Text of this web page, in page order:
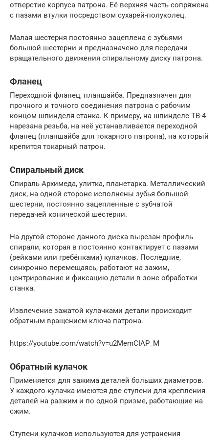
отверстие корпуса патрона. Её верхняя часть сопряжена
с пазами втулки посредством сухарей-полуколец.
Малая шестерня постоянно зацеплена с зубьями
большой шестерни и предназначено для передачи
вращательного движения спиральному диску патрона.
Фланец
Переходной фланец, планшайба. Предназначен для
прочного и точного соединения патрона с рабочим
концом шпинделя станка. К примеру, на шпинделе ТВ-4
нарезана резьба, на неё устанавливается переходной
фланец (планшайба для токарного патрона), на который
крепится токарный патрон.
Спиральный диск
Спираль Архимеда, улитка, планетарка. Металлический
диск, на одной стороне исполнены зубья большой
шестерни, постоянно зацепленные с зубчатой
передачей конической шестерни.
На другой стороне данного диска вырезан профиль
спирали, которая в постоянно контактирует с пазами
(рейками или гребёнками) кулачков. Последние,
синхронно перемещаясь, работают на зажим,
центрирование и фиксацию детали в зоне обработки
станка.
Извлечение зажатой кулачками детали происходит
обратным вращением ключа патрона.
https://youtube.com/watch?v=u2MemCIAP_M
Обратный кулачок
Применяется для зажима деталей больших диаметров.
У каждого кулачка имеются две ступени для крепления
деталей на разжим и по одной призме, работающие на
сжим.
Ступени кулачков используются для устранения